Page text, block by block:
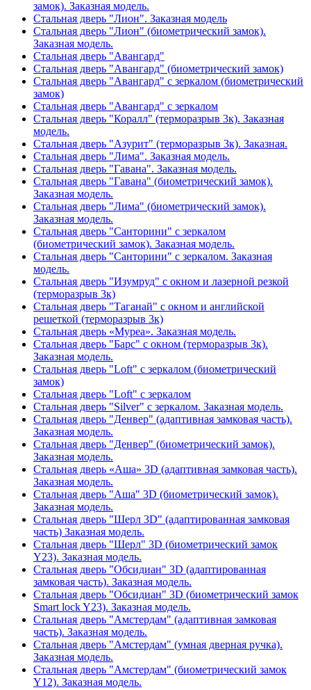
замок). Заказная модель.
Стальная дверь "Лион". Заказная модель
Стальная дверь "Лион" (биометрический замок).
Заказная модель.
Стальная дверь "Авангард"
Стальная дверь "Авангард" (биометрический замок)
Стальная дверь "Авангард" с зеркалом (биометрический
замок)
Стальная дверь "Авангард" с зеркалом
Стальная дверь "Коралл" (терморазрыв 3к). Заказная
модель.
Стальная дверь "Азурит" (терморазрыв 3к). Заказная.
Стальная дверь "Лима". Заказная модель.
Стальная дверь "Гавана". Заказная модель.
Стальная дверь "Гавана" (биометрический замок).
Заказная модель.
Стальная дверь "Лима" (биометрический замок).
Заказная модель.
Стальная дверь "Санторини" с зеркалом
(биометрический замок). Заказная модель.
Стальная дверь "Санторини" с зеркалом. Заказная
модель.
Стальная дверь "Изумруд" с окном и лазерной резкой
(терморазрыв 3к)
Стальная дверь "Таганай" с окном и английской
решеткой (терморазрыв 3к)
Стальная дверь «Муреа». Заказная модель.
Стальная дверь "Барс" с окном (терморазрыв 3к).
Заказная модель.
Стальная дверь "Loft" с зеркалом (биометрический
замок)
Стальная дверь "Loft" с зеркалом
Стальная дверь "Silver" с зеркалом. Заказная модель.
Стальная дверь "Денвер" (адаптивная замковая часть).
Заказная модель.
Стальная дверь "Денвер" (биометрический замок).
Заказная модель.
Стальная дверь «Аша» 3D (адаптивная замковая часть).
Заказная модель.
Стальная дверь "Аша" 3D (биометрический замок).
Заказная модель.
Стальная дверь "Шерл 3D" (адаптированная замковая
часть) Заказная модель.
Стальная дверь "Шерл" 3D (биометрический замок
Y23). Заказная модель.
Стальная дверь "Обсидиан" 3D (адаптированная
замковая часть). Заказная модель.
Стальная дверь "Обсидиан" 3D (биометрический замок
Smart lock Y23). Заказная модель.
Стальная дверь "Амстердам" (адаптивная замковая
часть). Заказная модель.
Стальная дверь "Амстердам" (умная дверная ручка).
Заказная модель.
Стальная дверь "Амстердам" (биометрический замок
Y12). Заказная модель.